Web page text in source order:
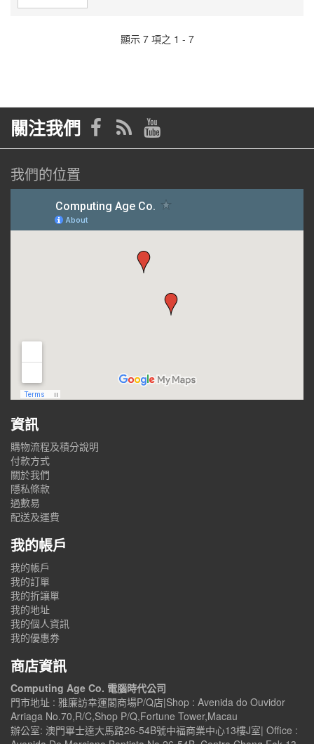
顯示 7 項之 1 - 7
關注我們
我們的位置
資訊
購物流程及積分說明
付款方式
關於我們
隱私條款
過數易
配送及運費
我的帳戶
我的帳戶
我的訂單
我的折讓單
我的地址
我的個人資訊
我的優惠券
商店資訊
Computing Age Co. 電腦時代公司
門市地址 : 雅廉訪幸運閣商場P/Q店|Shop : Avenida do Ouvidor
Arriaga No.70,R/C,Shop P/Q,Fortune Tower,Macau
辦公室: 澳門畢士達大馬路26-54B號中福商業中心13樓J室| Office :